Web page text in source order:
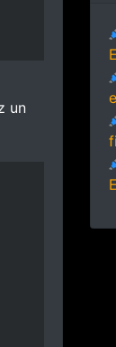
un